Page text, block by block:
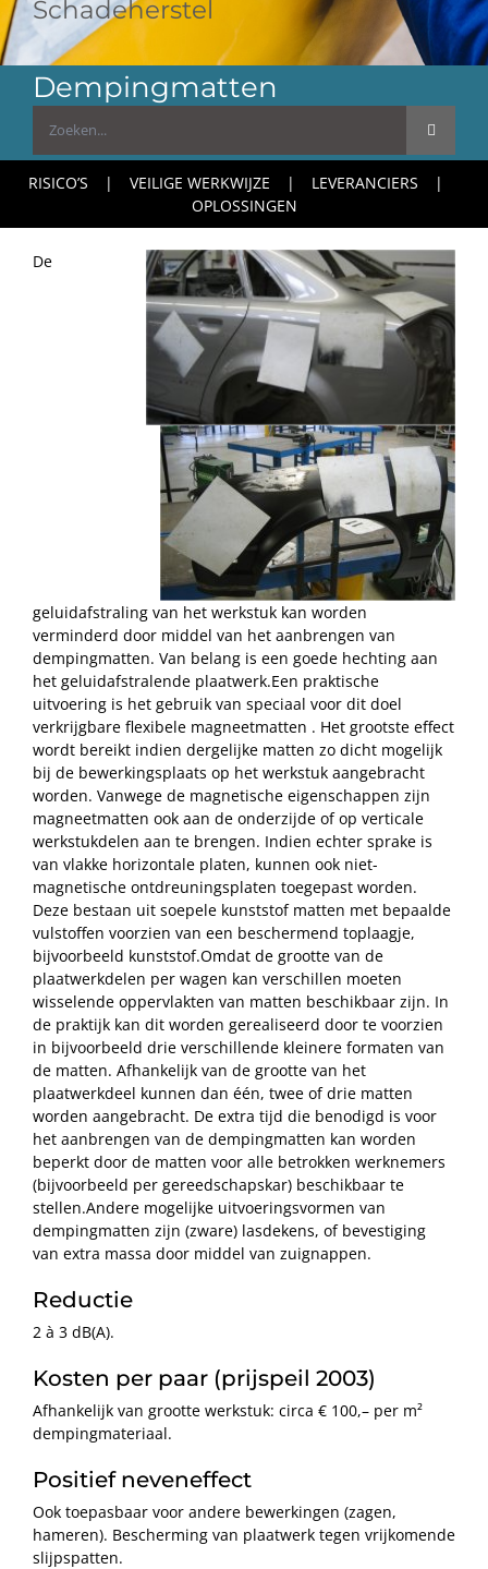
Schadeherstel
Dempingmatten
naar:
RISICO’S VEILIGE WERKWIJZE
LEVERANCIERS
OPLOSSINGEN
De
geluidafstraling van het werkstuk kan worden
verminderd door middel van het aanbrengen van
dempingmatten. Van belang is een goede hechting aan
het geluidafstralende plaatwerk.Een praktische
uitvoering is het gebruik van speciaal voor dit doel
verkrijgbare flexibele magneetmatten . Het grootste effect
wordt bereikt indien dergelijke matten zo dicht mogelijk
bij de bewerkingsplaats op het werkstuk aangebracht
worden. Vanwege de magnetische eigenschappen zijn
magneetmatten ook aan de onderzijde of op verticale
werkstukdelen aan te brengen. Indien echter sprake is
van vlakke horizontale platen, kunnen ook niet-
magnetische ontdreuningsplaten toegepast worden.
Deze bestaan uit soepele kunststof matten met bepaalde
vulstoffen voorzien van een beschermend toplaagje,
bijvoorbeeld kunststof.Omdat de grootte van de
plaatwerkdelen per wagen kan verschillen moeten
wisselende oppervlakten van matten beschikbaar zijn. In
de praktijk kan dit worden gerealiseerd door te voorzien
in bijvoorbeeld drie verschillende kleinere formaten van
de matten. Afhankelijk van de grootte van het
plaatwerkdeel kunnen dan één, twee of drie matten
worden aangebracht. De extra tijd die benodigd is voor
het aanbrengen van de dempingmatten kan worden
beperkt door de matten voor alle betrokken werknemers
(bijvoorbeeld per gereedschapskar) beschikbaar te
stellen.Andere mogelijke uitvoeringsvormen van
dempingmatten zijn (zware) lasdekens, of bevestiging
van extra massa door middel van zuignappen.
Reductie
2 à 3 dB(A).
Kosten per paar (prijspeil 2003)
Afhankelijk van grootte werkstuk: circa € 100,– per m²
dempingmateriaal.
Positief neveneffect
Ook toepasbaar voor andere bewerkingen (zagen,
hameren). Bescherming van plaatwerk tegen vrijkomende
slijpspatten.